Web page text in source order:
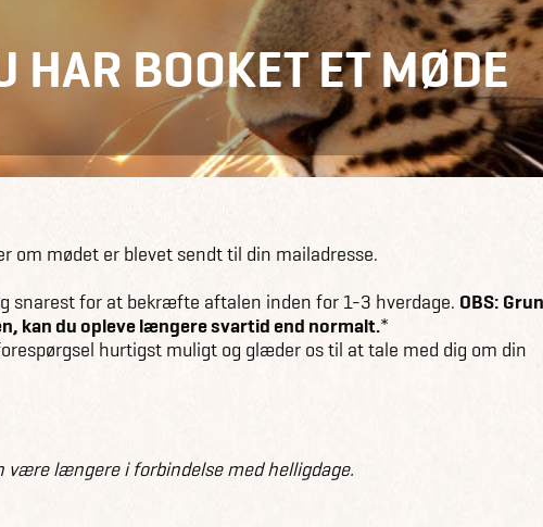
HAR BOOKET ET MØDE
om mødet er blevet sendt til din mailadresse.
snarest for at bekræfte aftalen inden for 1-3 hverdage. OBS:
kan du opleve længere svartid end normalt.*
hurtigst muligt og glæder os til at tale med dig om din
længere i forbindelse med helligdage.